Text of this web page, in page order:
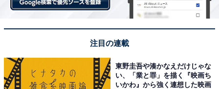
注目の連載
東野圭吾や湊かなえだけじゃな
い、「業と罪」を描く『映画ち
いかわ』から強く連想した映画